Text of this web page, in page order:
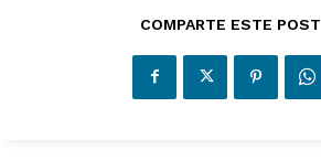
COMPARTE ESTE POST